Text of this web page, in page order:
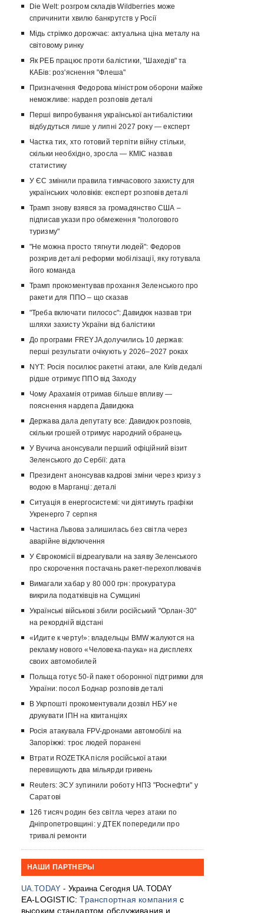
Die Welt: розгром складів Wildberries може
спричинити хвилю банкрутств у Росії
Мідь стрімко дорожчає: актуальна ціна металу на
світовому ринку
Як РЕБ працює проти балістики, "Шахедів" та
КАБів: роз'яснення "Флеша"
Призначення Федорова міністром оборони майже
неможливе: нардеп розповів деталі
Перші випробування української антибалістики
відбудуться лише у липні 2027 року — експерт
Частка тих, хто готовий терпіти війну стільки,
скільки необхідно, зросла — КМІС назвав
статистику
У ЄС змінили правила тимчасового захисту для
українських чоловіків: експерт розповів деталі
Трамп знову взявся за громадянство США –
підписав укази про обмеження "пологового
туризму"
"Не можна просто тягнути людей": Федоров
розкрив деталі реформи мобілізації, яку готувала
його команда
Трамп прокоментував прохання Зеленського про
ракети для ППО – що сказав
"Треба включати пилосос": Давидюк назвав три
шляхи захисту України від балістики
До програми FREYJA долучились 10 держав:
перші результати очікують у 2026–2027 роках
NYT: Росія посилює ракетні атаки, але Київ дедалі
рідше отримує ППО від Заходу
Чому Арахамія отримав більше впливу —
пояснення нардепа Давидюка
Держава дала депутату все: Давидюк розповів,
скільки грошей отримує народний обранець
У Вучича анонсували перший офіційний візит
Зеленського до Сербії: дата
Президент анонсував кадрові зміни через кризу з
водою в Марганці: деталі
Ситуація в енергосистемі: чи діятимуть графіки
Укренерго 7 серпня
Частина Львова залишилась без світла через
аварійне відключення
У Єврокомісії відреагували на заяву Зеленського
про скорочення постачань ракет-перехоплювачів
Вимагали хабар у 80 000 грн: прокуратура
викрила податківців на Сумщині
Українські військові збили російський "Орлан-30"
на рекордній відстані
«Идите к черту!»: владельцы BMW жалуются на
рекламу нового «Человека-паука» на дисплеях
своих автомобилей
Польща готує 50-й пакет оборонної підтримки для
України: посол Боднар розповів деталі
В Укрпошті прокоментували дозвіл НБУ не
друкувати ІПН на квитанціях
Росія атакувала FPV-дронами автомобілі на
Запоріжжі: троє людей поранені
Втрати ROZETKA після російської атаки
перевищують два мільярди гривень
Reuters: ЗСУ зупинили роботу НПЗ "Роснефти" у
Саратові
126 тисяч родин без світла через атаки по
Дніпропетровщині: у ДТЕК попередили про
тривалі ремонти
НАШИ ПАРТНЕРЫ
UA.TODAY - Украина Сегодня UA.TODAY
EA-LOGISTIC:Транспортная компания с
высоким стандартом обслуживания и